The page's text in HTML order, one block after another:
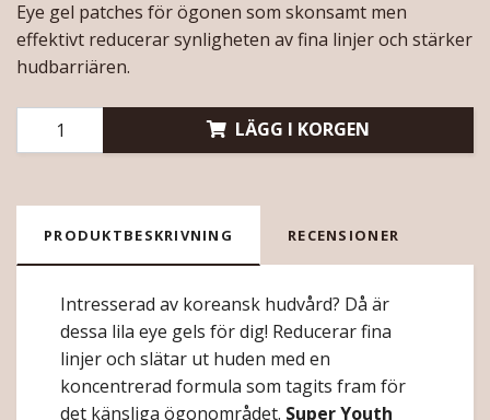
Eye gel patches för ögonen som skonsamt men
effektivt reducerar synligheten av fina linjer och stärker
hudbarriären.
LÄGG I KORGEN
PRODUKTBESKRIVNING RECENSIONER
Intresserad av koreansk hudvård? Då är
dessa lila eye gels för dig! Reducerar fina
linjer och slätar ut huden med en
koncentrerad formula som tagits fram för
det känsliga ögonområdet. Super Youth